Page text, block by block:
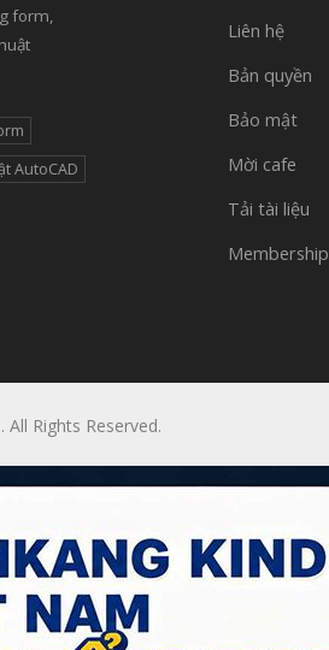
form,
AutoCAD
Liên hệ
Bản quyền
Bảo mật
Mời cafe
Tải tài liệu
Membership
Rights Reserved.